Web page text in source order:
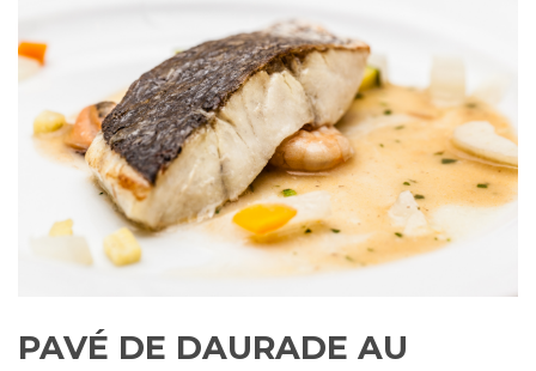
PAVÉ DE DAURADE AU